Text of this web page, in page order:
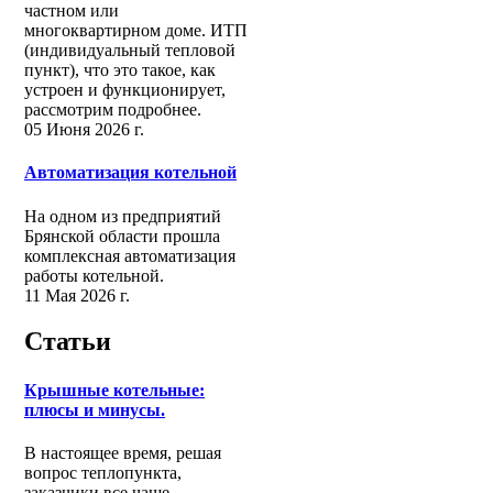
частном или
многоквартирном доме. ИТП
(индивидуальный тепловой
пункт), что это такое, как
устроен и функционирует,
рассмотрим подробнее.
05 Июня 2026 г.
Автоматизация котельной
На одном из предприятий
Брянской области прошла
комплексная автоматизация
работы котельной.
11 Мая 2026 г.
Статьи
Крышные котельные:
плюсы и минусы.
В настоящее время, решая
вопрос теплопункта,